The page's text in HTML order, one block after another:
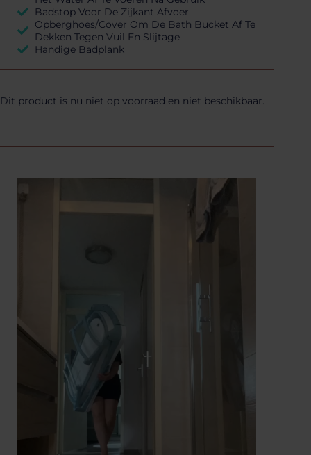
Badstop Voor De Zijkant Afvoer
Opberghoes/Cover Om De Bath Bucket Af Te
Dekken Tegen Vuil En Slijtage
Handige Badplank
Dit product is nu niet op voorraad en niet beschikbaar.